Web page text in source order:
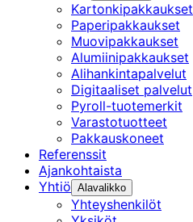
Kartonkipakkaukset
Paperipakkaukset
Muovipakkaukset
Alumiinipakkaukset
Alihankintapalvelut
Digitaaliset palvelut
Pyroll-tuotemerkit
Varastotuotteet
Pakkauskoneet
Referenssit
Ajankohtaista
Yhtiö Alavalikko
Yhteyshenkilöt